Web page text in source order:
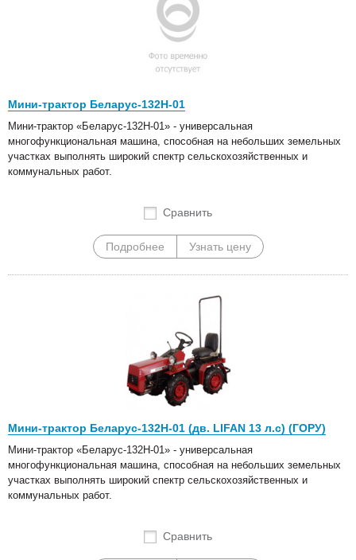
Мини-трактор Беларус-132Н-01
Мини-трактор «Беларус-132Н-01» - универсальная
многофункциональная машина, способная на небольших земельных
участках выполнять широкий спектр сельскохозяйственных и
коммунальных работ.
Сравнить
Подробнее Узнать цену
Мини-трактор Беларус-132Н-01 (дв. LIFAN 13 л.с) (ГОРУ)
Мини-трактор «Беларус-132Н-01» - универсальная
многофункциональная машина, способная на небольших земельных
участках выполнять широкий спектр сельскохозяйственных и
коммунальных работ.
Сравнить